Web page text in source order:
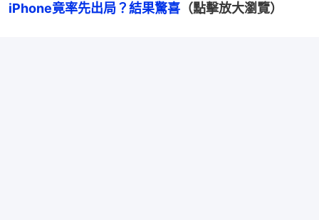
iPhone竟率先出局？結果驚喜 （點擊放大瀏覽）